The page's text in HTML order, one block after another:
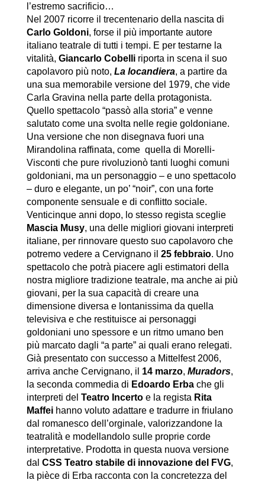
l’estremo sacrificio…
Nel 2007 ricorre il trecentenario della nascita di
Carlo Goldoni, forse il più importante autore
italiano teatrale di tutti i tempi. E per testarne la
vitalità, Giancarlo Cobelliriporta in scena il suo
capolavoro più noto, La locandiera, a partire da
una sua memorabile versione del 1979, che vide
Carla Gravina nella parte della protagonista.
Quello spettacolo “passò alla storia” e venne
salutato come una svolta nelle regie goldoniane.
Una versione che non disegnava fuori una
Mirandolina raffinata, come quella di Morelli-
Visconti che pure rivoluzionò tanti luoghi comuni
goldoniani, ma un personaggio – e uno spettacolo
– duro e elegante, un po’ “noir”, con una forte
componente sensuale e di conflitto sociale.
Venticinque anni dopo, lo stesso regista sceglie
Mascia Musy, una delle migliori giovani interpreti
italiane, per rinnovare questo suo capolavoro che
potremo vedere a Cervignano il 25 febbraio. Uno
spettacolo che potrà piacere agli estimatori della
nostra migliore tradizione teatrale, ma anche ai più
giovani, per la sua capacità di creare una
dimensione diversa e lontanissima da quella
televisiva e che restituisce ai personaggi
goldoniani uno spessore e un ritmo umano ben
più marcato dagli “a parte” ai quali erano relegati.
Già presentato con successo a Mittelfest 2006,
arriva anche Cervignano, il 14 marzo, Muradors,
la seconda commedia di Edoardo Erbache gli
interpreti del Teatro Incertoe la regista Rita
Maffeihanno voluto adattare e tradurre in friulano
dal romanesco dell’orginale, valorizzandone la
teatralità e modellandolo sulle proprie corde
interpretative. Prodotta in questa nuova versione
dal CSS Teatro stabile di innovazione del FVG,
la pièce di Erba racconta con la concretezza del